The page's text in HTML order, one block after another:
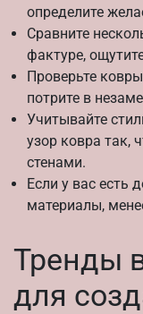
определите
Сравните
фактуре,
Проверьте
потрите в
Учитывайте
узор ковра так,
стенами.
Если у вас есть
материалы,
Тренды
для